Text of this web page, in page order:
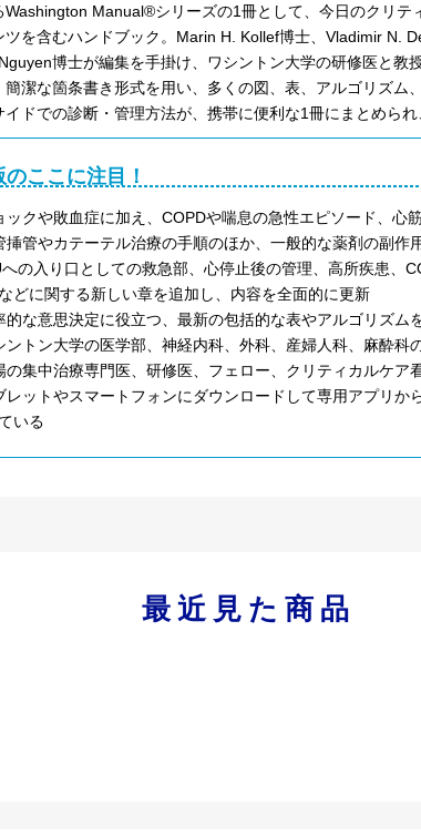
Washington Manual®シリーズの1冊として、今日のクリ
ツを含むハンドブック。Marin H. Kollef博士、Vladimir N.
博士が編集を手掛け、ワシントン大学の研修医と
簡潔な箇条書き形式を用い、多くの図、表、アルゴリズ
イドでの診断・管理方法が、携帯に便利な1冊にまとめら
のここに注目！
ックや敗血症に加え、COPDや喘息の急性エピソード、
挿管やカテーテル治療の手順のほか、一般的な薬剤の副
の入り口としての救急部、心停止後の管理、高所疾患、
どに関する新しい章を追加し、内容を全面的に更新
的な意思決定に役立つ、最新の包括的な表やアルゴリズム
ントン大学の医学部、神経内科、外科、産婦人科、麻酔科
の集中治療専門医、研修医、フェロー、クリティカルケア
レットやスマートフォンにダウンロードして専用アプリ
いる
最近見た商品